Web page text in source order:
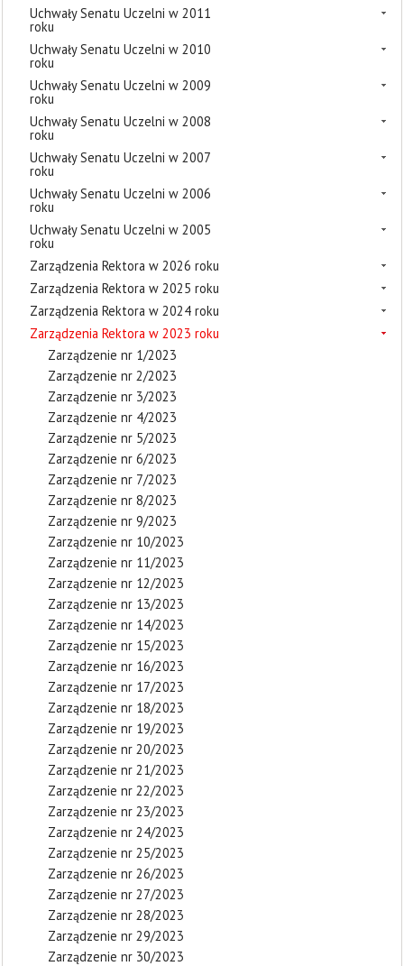
Uchwały Senatu Uczelni w 2011
roku
Uchwały Senatu Uczelni w 2010
roku
Uchwały Senatu Uczelni w 2009
roku
Uchwały Senatu Uczelni w 2008
roku
Uchwały Senatu Uczelni w 2007
roku
Uchwały Senatu Uczelni w 2006
roku
Uchwały Senatu Uczelni w 2005
roku
Zarządzenia Rektora w 2026 roku
Zarządzenia Rektora w 2025 roku
Zarządzenia Rektora w 2024 roku
Zarządzenia Rektora w 2023 roku
Zarządzenie nr 1/2023
Zarządzenie nr 2/2023
Zarządzenie nr 3/2023
Zarządzenie nr 4/2023
Zarządzenie nr 5/2023
Zarządzenie nr 6/2023
Zarządzenie nr 7/2023
Zarządzenie nr 8/2023
Zarządzenie nr 9/2023
Zarządzenie nr 10/2023
Zarządzenie nr 11/2023
Zarządzenie nr 12/2023
Zarządzenie nr 13/2023
Zarządzenie nr 14/2023
Zarządzenie nr 15/2023
Zarządzenie nr 16/2023
Zarządzenie nr 17/2023
Zarządzenie nr 18/2023
Zarządzenie nr 19/2023
Zarządzenie nr 20/2023
Zarządzenie nr 21/2023
Zarządzenie nr 22/2023
Zarządzenie nr 23/2023
Zarządzenie nr 24/2023
Zarządzenie nr 25/2023
Zarządzenie nr 26/2023
Zarządzenie nr 27/2023
Zarządzenie nr 28/2023
Zarządzenie nr 29/2023
Zarządzenie nr 30/2023